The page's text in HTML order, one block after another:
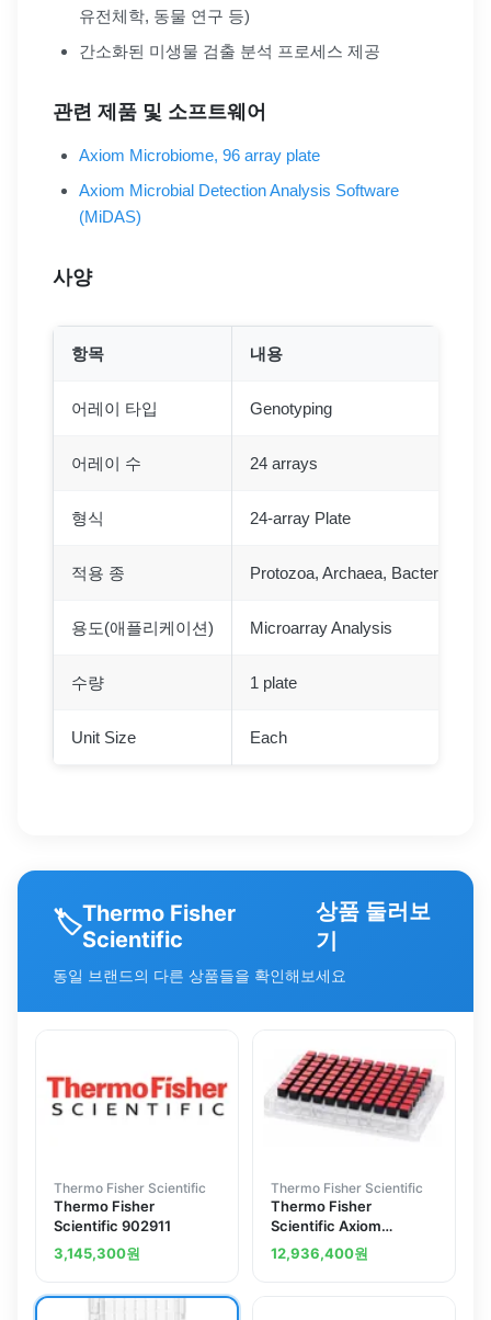
유전체학, 동물 연구 등)
간소화된 미생물 검출 분석 프로세스 제공
관련 제품 및 소프트웨어
Axiom Microbiome, 96 array plate
Axiom Microbial Detection Analysis Software
(MiDAS)
사양
항목 내용
어레이 타입 Genotyping
어레이 수 24 arrays
형식 24-array Plate
적용 종 Protozoa, Archaea, Bacteria,
용도(애플리케이션) Microarray Analysis
수량 1 plate
Unit Size Each
🏷️Thermo Fisher
Scientific
상품 둘러보
기
동일 브랜드의 다른 상품들을 확인해보세요
Thermo Fisher Scientific
Thermo Fisher
Scientific 902911
3,145,300원
Thermo Fisher Scientific
Thermo Fisher
Scientific Axiom
Microbiome, 96 array
plate
12,936,400원